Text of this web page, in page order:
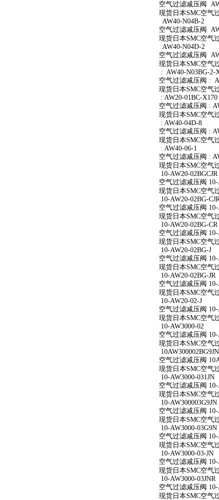
空气过滤减压阀
现货日本SMC空气
AW40-N04B-2
空气过滤减压阀
现货日本SMC空气
AW40-N04D-2
空气过滤减压阀
现货日本SMC空气
: AW40-N03BG-2-
空气过滤减压阀 :
现货日本SMC空气
: AW20-01BC-X170
空气过滤减压阀 :
现货日本SMC空气
: AW40-04D-8
空气过滤减压阀 :
现货日本SMC空气
: AW40-06-1
空气过滤减压阀 :
现货日本SMC空气
10-AW20-02BGCJR
空气过滤减压阀 10-
现货日本SMC空气
10-AW20-02BG-
空气过滤减压阀 10-
现货日本SMC空气
10-AW20-02BG-CR
空气过滤减压阀 10-
现货日本SMC空气
10-AW20-02BG-J
空气过滤减压阀 10-
现货日本SMC空气
10-AW20-02BG-JR
空气过滤减压阀 10-
现货日本SMC空气
10-AW20-02-J
空气过滤减压阀 10-
现货日本SMC空气
10-AW3000-02
空气过滤减压阀 10-
现货日本SMC空气
10AW300002BG9JN
空气过滤减压阀
现货日本SMC空气
10-AW3000-031JN
空气过滤减压阀 10-
现货日本SMC空气
10-AW300003G9JN
空气过滤减压阀 10-
现货日本SMC空气
10-AW3000-03G9N
空气过滤减压阀 10-
现货日本SMC空气
10-AW3000-03-JN
空气过滤减压阀 10-
现货日本SMC空气
10-AW3000-03JNR
空气过滤减压阀 10-
现货日本SMC空气